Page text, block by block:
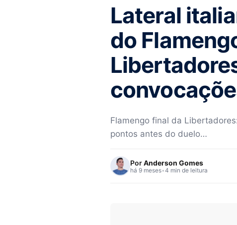
Lateral
do
Flamengo final da
pontos antes do duelo…
PorAnderson Gomes
há 9 meses•4 min de leitura